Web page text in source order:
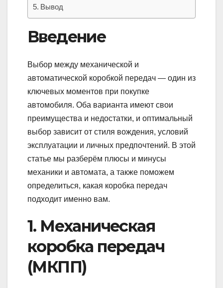
Вывод
Введение
Выбор между механической и
автоматической коробкой передач — один из
ключевых моментов при покупке
автомобиля. Оба варианта имеют свои
преимущества и недостатки, и оптимальный
выбор зависит от стиля вождения, условий
эксплуатации и личных предпочтений. В этой
статье мы разберём плюсы и минусы
механики и автомата, а также поможем
определиться, какая коробка передач
подходит именно вам.
1. Механическая
коробка передач
(МКПП)